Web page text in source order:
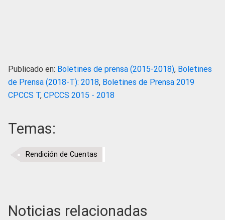
Publicado en: Boletines de prensa (2015-2018), Boletines
de Prensa (2018-T): 2018, Boletines de Prensa 2019
CPCCS T, CPCCS 2015 - 2018
Temas:
Rendición de Cuentas
Noticias relacionadas